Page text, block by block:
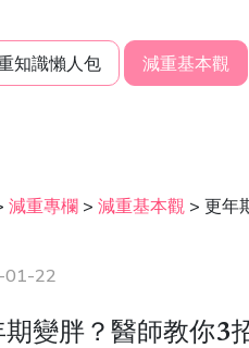
知識懶人包 減重基本觀
減重專欄 >減重基本觀 >更年
01-22
期變胖？醫師教你3